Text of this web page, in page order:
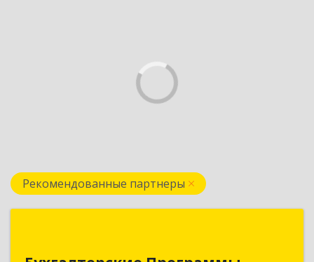
Рекомендованные партнеры